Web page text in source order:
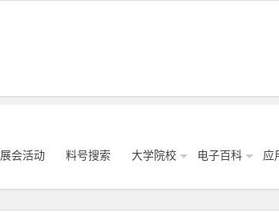
展会活动 料号搜索 大学院校 电子百科 应